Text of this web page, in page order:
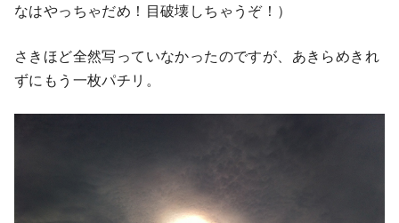
なはやっちゃだめ！目破壊しちゃうぞ！）
さきほど全然写っていなかったのですが、あきらめきれ
ずにもう一枚パチリ。